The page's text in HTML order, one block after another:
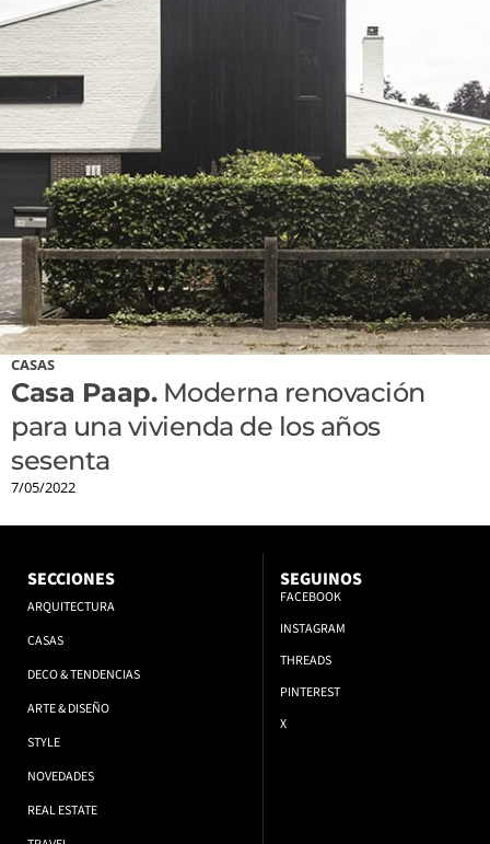
CASAS
Casa Paap.Moderna renovación
para una vivienda de los años
sesenta
7/05/2022
SECCIONES
ARQUITECTURA
CASAS
DECO & TENDENCIAS
ARTE & DISEÑO
STYLE
NOVEDADES
REAL ESTATE
SEGUINOS
FACEBOOK
INSTAGRAM
THREADS
PINTEREST
X